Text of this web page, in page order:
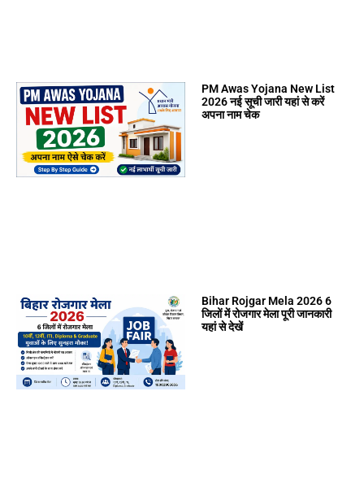
PM Awas Yojana New List
2026 नई सूची जारी यहां से करें
अपना नाम चेक
Bihar Rojgar Mela 2026 6
जिलों में रोजगार मेला पूरी जानकारी
यहां से देखें